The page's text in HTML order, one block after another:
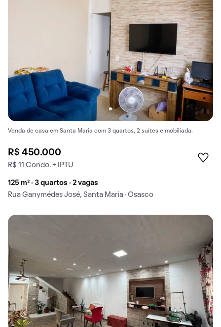
Venda de casa em Santa Maria com 3 quartos, 2 suítes e mobiliada.
R$ 450.000
R$ 11 Condo. + IPTU
125 m² · 3 quartos · 2 vagas
Rua Ganymédes José, Santa Maria · Osasco